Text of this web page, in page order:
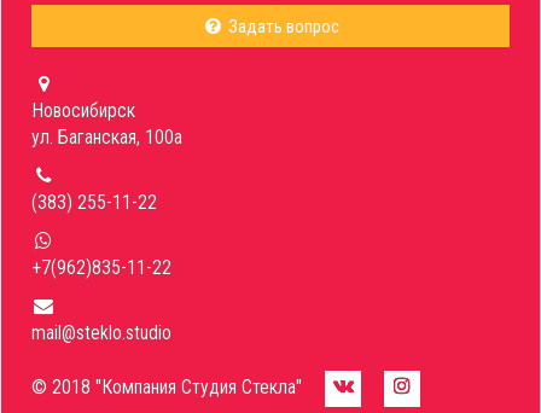
Задать вопрос
Новосибирск
ул. Баганская, 100а
(383) 255-11-22
+7(962)835-11-22
mail@steklo.studio
© 2018 "Компания Студия Стекла"